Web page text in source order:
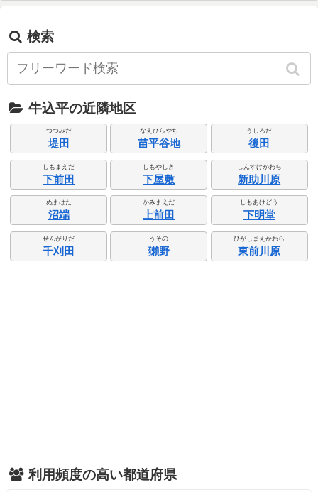
検索
牛込平の近隣地区
つつみだ
堤田
なえひらやち
苗平谷地
うしろだ
後田
しもまえだ
下前田
しもやしき
下屋敷
しんすけかわら
新助川原
ぬまはた
沼端
かみまえだ
上前田
しもあけどう
下明堂
せんがりだ
千刈田
うその
獺野
ひがしまえかわら
東前川原
利用頻度の高い都道府県